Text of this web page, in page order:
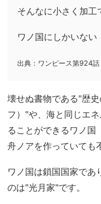
そんなに小さく加工
ワノ国にしかいない
出典：ワンピース第924話
壊せぬ書物である"歴
フ）"や、海と同じエ
ることができるワノ国
舟ノアを作っていても
ワノ国は鎖国国家であ
のは"光月家"です。